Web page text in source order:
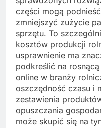
części mogą
zmniejszyć zużycie
sprzętu. To
kosztów produkcji
usprawnienie ma
podkreślić na
online w branży
oszczędność czasu i
zestawienia
opuszczania
może skupić się na